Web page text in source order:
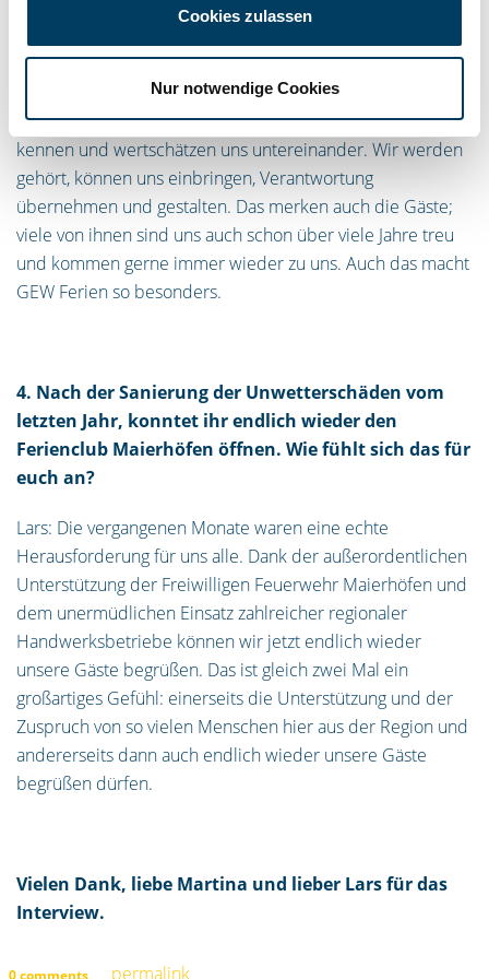
Cookies zulassen
Nur notwendige Cookies
GEW Ferien tätig. Was ist der Grund für deine
langjährige Treue?
Martina: GEW Ferien ist schon etwas ganz Besonderes. Es
ist viel mehr als nur ein Arbeitgeber im Tourismus. Wir
kennen und wertschätzen uns untereinander. Wir werden
gehört, können uns einbringen, Verantwortung
übernehmen und gestalten. Das merken auch die Gäste;
viele von ihnen sind uns auch schon über viele Jahre treu
und kommen gerne immer wieder zu uns. Auch das macht
GEW Ferien so besonders.
4. Nach der Sanierung der Unwetterschäden vom
letzten Jahr, konntet ihr endlich wieder den
Ferienclub Maierhöfen öffnen. Wie fühlt sich das für
euch an?
Lars: Die vergangenen Monate waren eine echte
Herausforderung für uns alle. Dank der außerordentlichen
Unterstützung der Freiwilligen Feuerwehr Maierhöfen und
dem unermüdlichen Einsatz zahlreicher regionaler
Handwerksbetriebe können wir jetzt endlich wieder
unsere Gäste begrüßen. Das ist gleich zwei Mal ein
großartiges Gefühl: einerseits die Unterstützung und der
Zuspruch von so vielen Menschen hier aus der Region und
andererseits dann auch endlich wieder unsere Gäste
begrüßen dürfen.
Vielen Dank, liebe Martina und lieber Lars für das
Interview.
permalink